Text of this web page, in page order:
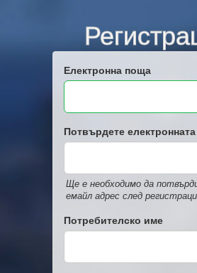
Електронна поща
Потвърдете
Ще е необходимо да
емайл адрес след
Потребителско име